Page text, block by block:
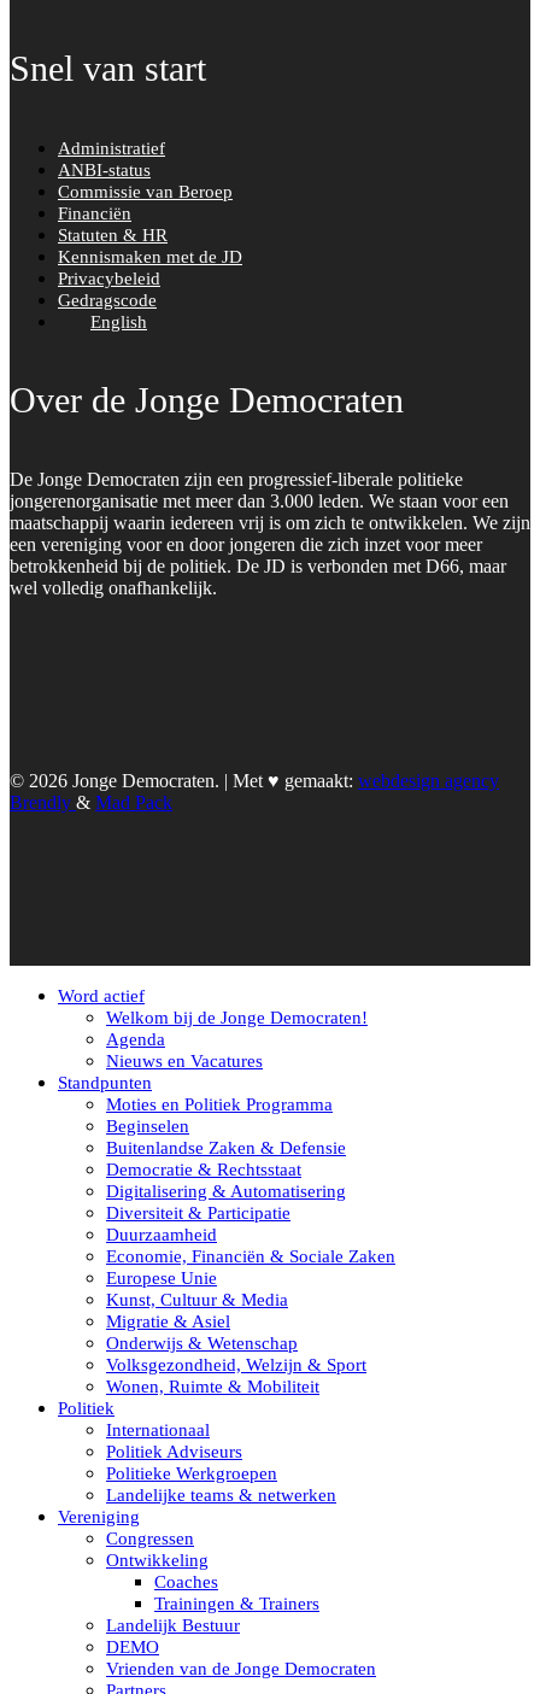
Snel van start
Administratief
ANBI-status
Commissie van Beroep
Financiën
Statuten & HR
Kennismaken met de JD
Privacybeleid
Gedragscode
English
Over de Jonge Democraten
De Jonge Democraten zijn een progressief-liberale politieke
jongerenorganisatie met meer dan 3.000 leden. We staan voor een
maatschappij waarin iedereen vrij is om zich te ontwikkelen. We zijn
een vereniging voor en door jongeren die zich inzet voor meer
betrokkenheid bij de politiek. De JD is verbonden met D66, maar
wel volledig onafhankelijk.
© 2026 Jonge Democraten. | Met ♥︎ gemaakt: webdesign agency
Brendly & Mad Pack
Word actief
Welkom bij de Jonge Democraten!
Agenda
Nieuws en Vacatures
Standpunten
Moties en Politiek Programma
Beginselen
Buitenlandse Zaken & Defensie
Democratie & Rechtsstaat
Digitalisering & Automatisering
Diversiteit & Participatie
Duurzaamheid
Economie, Financiën & Sociale Zaken
Europese Unie
Kunst, Cultuur & Media
Migratie & Asiel
Onderwijs & Wetenschap
Volksgezondheid, Welzijn & Sport
Wonen, Ruimte & Mobiliteit
Politiek
Internationaal
Politiek Adviseurs
Politieke Werkgroepen
Landelijke teams & netwerken
Vereniging
Congressen
Ontwikkeling
Coaches
Trainingen & Trainers
Landelijk Bestuur
DEMO
Vrienden van de Jonge Democraten